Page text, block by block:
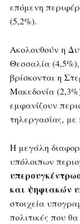
επόμενη
(5,2%).
Ακολουθούν η
Θεσσαλία (4,5%),
βρίσκονται η
Μακεδονία
εμφανίζουν
τηλεργασίας,
Η μεγάλη
υπόλοιπων
και ψηφιακών
στοιχεία
πολιτικές που